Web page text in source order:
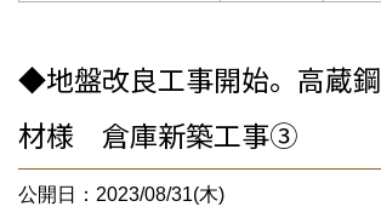
◆地盤改良工事開始。高蔵鋼
材様 倉庫新築工事③
公開日：2023/08/31(木)